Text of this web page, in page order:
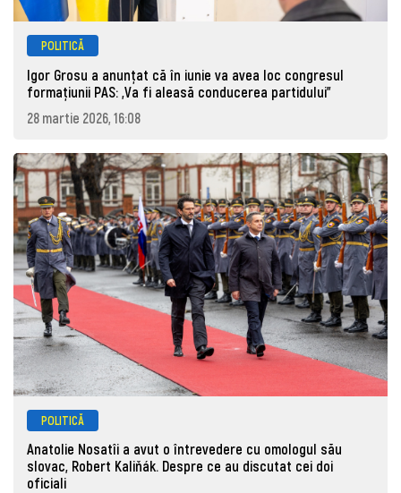
POLITICĂ
Igor Grosu a anunțat că în iunie va avea loc congresul
formațiunii PAS: „Va fi aleasă conducerea partidului”
28 martie 2026, 16:08
POLITICĂ
Anatolie Nosatîi a avut o întrevedere cu omologul său
slovac, Robert Kaliňák. Despre ce au discutat cei doi
oficiali